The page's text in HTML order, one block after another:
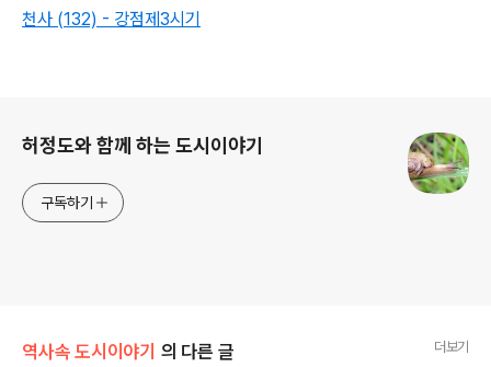
천사 (132) - 강점제3시기
허정도와 함께 하는 도시이야기
구독하기
역사속 도시이야기 의 다른 글 더보기